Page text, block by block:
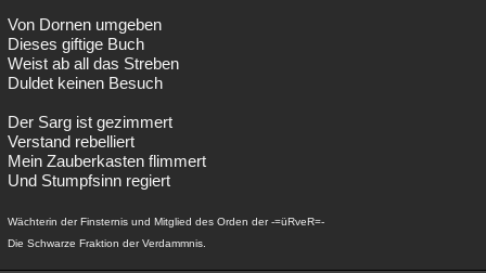
Von Dornen umgeben
Dieses giftige Buch
Weist ab all das Streben
Duldet keinen Besuch
Der Sarg ist gezimmert
Verstand rebelliert
Mein Zauberkasten flimmert
Und Stumpfsinn regiert
Wächterin der Finsternis und Mitglied des Orden der -=üRveR=-
Die Schwarze Fraktion der Verdammnis.